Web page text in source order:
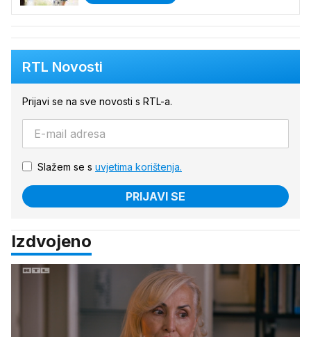
RTL Novosti
Prijavi se na sve novosti s RTL-a.
Slažem se s uvjetima korištenja.
PRIJAVI SE
Izdvojeno